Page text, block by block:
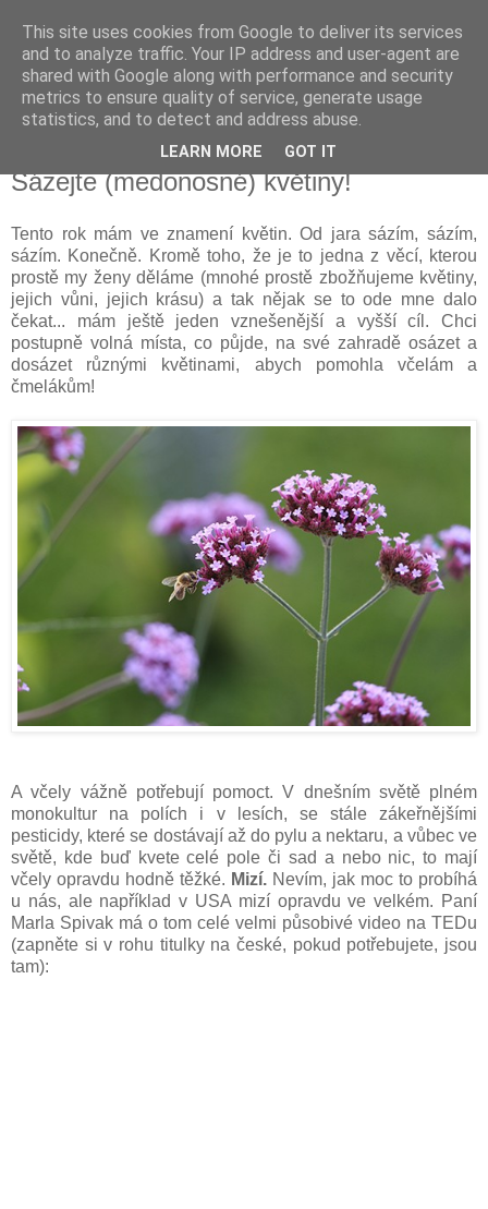
Vysněná zahrada
Blog o plánování a realizování vysněné zahrady.
úterý 16. srpna 2016
Sázejte (medonosné) květiny!
Tento rok mám ve znamení květin. Od jara sázím, sázím,
sázím. Konečně. Kromě toho, že je to jedna z věcí, kterou
prostě my ženy děláme (mnohé prostě zbožňujeme květiny,
jejich vůni, jejich krásu) a tak nějak se to ode mne dalo
čekat... mám ještě jeden vznešenější a vyšší cíl. Chci
postupně volná místa, co půjde, na své zahradě osázet a
dosázet různými květinami, abych pomohla včelám a
čmelákům!
A včely vážně potřebují pomoct. V dnešním světě plném
monokultur na polích i v lesích, se stále zákeřnějšími
pesticidy, které se dostávají až do pylu a nektaru, a vůbec ve
světě, kde buď kvete celé pole či sad a nebo nic, to mají
včely opravdu hodně těžké. Mizí. Nevím, jak moc to probíhá
u nás, ale například v USA mizí opravdu ve velkém. Paní
Marla Spivak má o tom celé velmi působivé video na TEDu
(zapněte si v rohu titulky na české, pokud potřebujete, jsou
tam):
This site uses cookies from Google to deliver its services
and to analyze traffic. Your IP address and user-agent are
shared with Google along with performance and security
metrics to ensure quality of service, generate usage
statistics, and to detect and address abuse.
LEARN MORE GOT IT